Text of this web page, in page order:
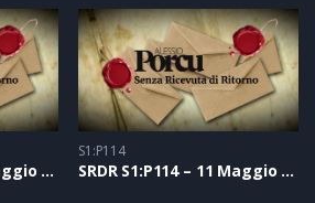
SRDR S1:P115 – 12 Maggio 2021
S1:P114
SRDR S1:P114 – 11 Maggio 2021